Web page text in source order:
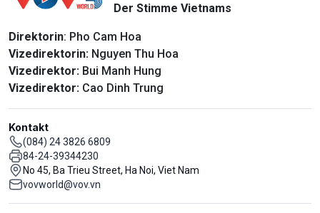
Der Stimme Vietnams
Direktorin: Pho Cam Hoa
Vizedirektorin: Nguyen Thu Hoa
Vizedirektor: Bui Manh Hung
Vizedirektor: Cao Dinh Trung
Kontakt
(084) 24 3826 6809
84-24-39344230
No 45, Ba Trieu Street, Ha Noi, Viet Nam
vovworld@vov.vn